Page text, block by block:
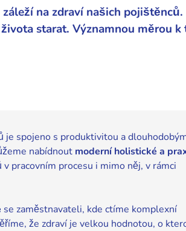
na zdraví našich pojištěnců.
starat. Významnou měrou
je spojeno s produktivitou a
nabídnout moderní holistické a
pracovním procesu i mimo něj, v rámci
se zaměstnavateli, kde ctíme komplexní
že zdraví je velkou hodnotou, o